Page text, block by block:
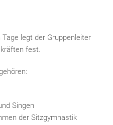
legt der Gruppenleiter
fest.
Singen
der Sitzgymnastik